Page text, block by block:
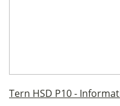
Tern HSD P10 -